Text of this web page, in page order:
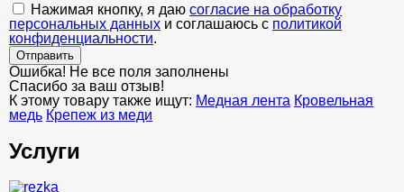
Нажимая кнопку, я даю согласие на обработку
персональных данных и соглашаюсь с политикой
конфиденциальности.
Отправить
Ошибка! Не все поля заполнены
Спасибо за ваш отзыв!
К этому товару также ищут: Медная лента Кровельная
медь Крепеж из меди
Услуги